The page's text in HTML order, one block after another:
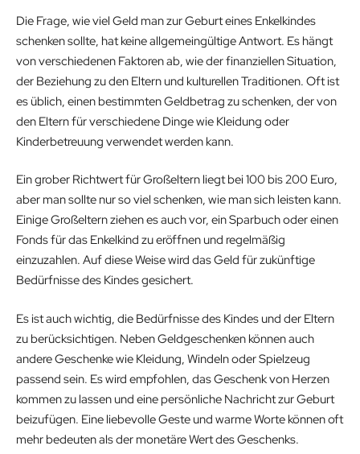
Die Frage, wie viel Geld man zur Geburt eines Enkelkindes
schenken sollte, hat keine allgemeingültige Antwort. Es hängt
von verschiedenen Faktoren ab, wie der finanziellen Situation,
der Beziehung zu den Eltern und kulturellen Traditionen. Oft ist
es üblich, einen bestimmten Geldbetrag zu schenken, der von
den Eltern für verschiedene Dinge wie Kleidung oder
Kinderbetreuung verwendet werden kann.
Ein grober Richtwert für Großeltern liegt bei 100 bis 200 Euro,
aber man sollte nur so viel schenken, wie man sich leisten kann.
Einige Großeltern ziehen es auch vor, ein Sparbuch oder einen
Fonds für das Enkelkind zu eröffnen und regelmäßig
einzuzahlen. Auf diese Weise wird das Geld für zukünftige
Bedürfnisse des Kindes gesichert.
Es ist auch wichtig, die Bedürfnisse des Kindes und der Eltern
zu berücksichtigen. Neben Geldgeschenken können auch
andere Geschenke wie Kleidung, Windeln oder Spielzeug
passend sein. Es wird empfohlen, das Geschenk von Herzen
kommen zu lassen und eine persönliche Nachricht zur Geburt
beizufügen. Eine liebevolle Geste und warme Worte können oft
mehr bedeuten als der monetäre Wert des Geschenks.